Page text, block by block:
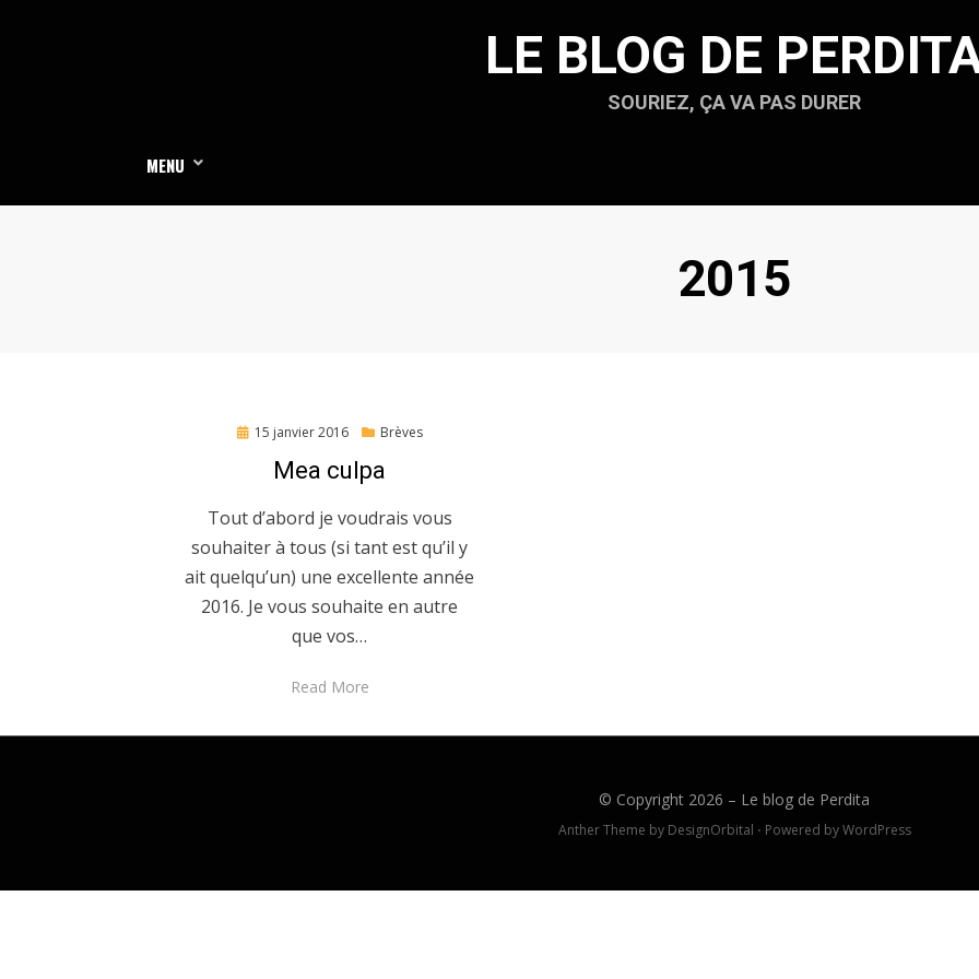
LE BLOG DE
SOURIEZ, ÇA VA PAS DURER
MENU
Étiquette
:
2015
Posted
15 janvier 2016 Brèves
Mea culpa
Tout d’abord je voudrais vous
souhaiter à tous (si tant est qu’il y
ait quelqu’un) une excellente année
2016. Je vous souhaite en autre
que vos…
Read More
© Copyright 2026 – Le blog de Perdita
Anther Theme by DesignOrbital ⋅ Powered byWordPress